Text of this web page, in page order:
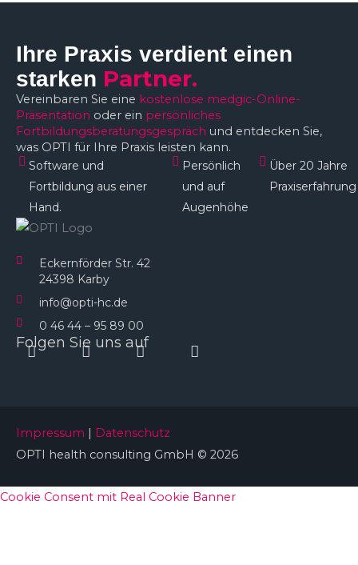
Eckernförder Str. 42
24398 Karby
info@opti-hc.de
0 46 44 – 95 89 00
Ihre Praxis verdient einen
starken Partner.
Vereinbaren Sie eine kostenlose medgic-Online-
Präsentation oder ein persönliches
Fortbildungsberatungsgespräch und entdecken Sie,
was OPTI für Ihre Praxis leisten kann.
Software und
Fortbildung aus einer
Hand.
Persönlich
und auf
Augenhöhe​
Über 20 Jahre
Praxiserfahrung
Folgen Sie uns auf
InstagramFacebookLinkedinYoutube
Impressum | Datenschutz
OPTI health consulting GmbH © 2026
Cookie Consent mit Real Cookie Banner